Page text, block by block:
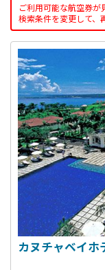
ご利用可能な航空券が
検索条件を変更して、
カヌチャベイホ